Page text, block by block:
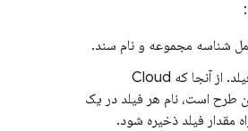
شناسه مجموعه و نام سند.
از آنجا که Cloud
طرح است، نام هر فیلد در یک
مقدار فیلد ذخیره شود.